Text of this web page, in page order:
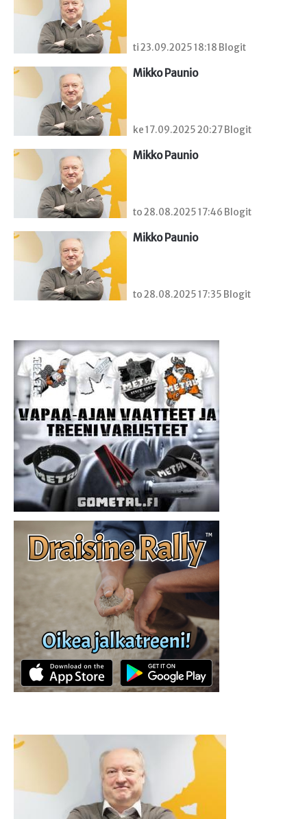
ti 23.09.2025 18:18 Blogit
Mikko Paunio
ke 17.09.2025 20:27 Blogit
Mikko Paunio
to 28.08.2025 17:46 Blogit
Mikko Paunio
to 28.08.2025 17:35 Blogit